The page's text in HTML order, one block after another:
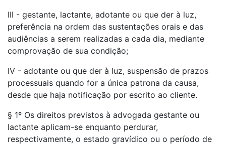
III - gestante, lactante, adotante ou que der à luz,
preferência na ordem das sustentações orais e das
audiências a serem realizadas a cada dia, mediante
comprovação de sua condição;
IV - adotante ou que der à luz, suspensão de prazos
processuais quando for a única patrona da causa,
desde que haja notificação por escrito ao cliente.
§ 1º Os direitos previstos à advogada gestante ou
lactante aplicam-se enquanto perdurar,
respectivamente, o estado gravídico ou o período de